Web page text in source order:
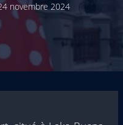
novembre 2024